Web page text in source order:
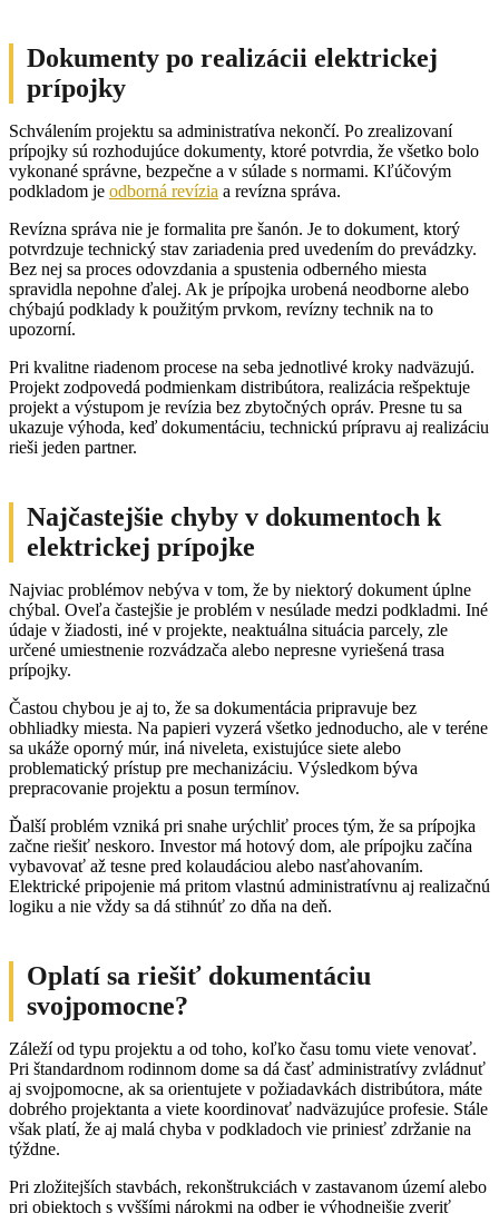
Dokumenty po realizácii elektrickej
prípojky
Schválením projektu sa administratíva nekončí. Po zrealizovaní
prípojky sú rozhodujúce dokumenty, ktoré potvrdia, že všetko bolo
vykonané správne, bezpečne a v súlade s normami. Kľúčovým
podkladom je odborná revízia a revízna správa.
Revízna správa nie je formalita pre šanón. Je to dokument, ktorý
potvrdzuje technický stav zariadenia pred uvedením do prevádzky.
Bez nej sa proces odovzdania a spustenia odberného miesta
spravidla nepohne ďalej. Ak je prípojka urobená neodborne alebo
chýbajú podklady k použitým prvkom, revízny technik na to
upozorní.
Pri kvalitne riadenom procese na seba jednotlivé kroky nadväzujú.
Projekt zodpovedá podmienkam distribútora, realizácia rešpektuje
projekt a výstupom je revízia bez zbytočných opráv. Presne tu sa
ukazuje výhoda, keď dokumentáciu, technickú prípravu aj realizáciu
rieši jeden partner.
Najčastejšie chyby v dokumentoch k
elektrickej prípojke
Najviac problémov nebýva v tom, že by niektorý dokument úplne
chýbal. Oveľa častejšie je problém v nesúlade medzi podkladmi. Iné
údaje v žiadosti, iné v projekte, neaktuálna situácia parcely, zle
určené umiestnenie rozvádzača alebo nepresne vyriešená trasa
prípojky.
Častou chybou je aj to, že sa dokumentácia pripravuje bez
obhliadky miesta. Na papieri vyzerá všetko jednoducho, ale v teréne
sa ukáže oporný múr, iná niveleta, existujúce siete alebo
problematický prístup pre mechanizáciu. Výsledkom býva
prepracovanie projektu a posun termínov.
Ďalší problém vzniká pri snahe urýchliť proces tým, že sa prípojka
začne riešiť neskoro. Investor má hotový dom, ale prípojku začína
vybavovať až tesne pred kolaudáciou alebo nasťahovaním.
Elektrické pripojenie má pritom vlastnú administratívnu aj realizačnú
logiku a nie vždy sa dá stihnúť zo dňa na deň.
Oplatí sa riešiť dokumentáciu
svojpomocne?
Záleží od typu projektu a od toho, koľko času tomu viete venovať.
Pri štandardnom rodinnom dome sa dá časť administratívy zvládnuť
aj svojpomocne, ak sa orientujete v požiadavkách distribútora, máte
dobrého projektanta a viete koordinovať nadväzujúce profesie. Stále
však platí, že aj malá chyba v podkladoch vie priniesť zdržanie na
týždne.
Pri zložitejších stavbách, rekonštrukciách v zastavanom území alebo
pri objektoch s vyššími nárokmi na odber je výhodnejšie zveriť